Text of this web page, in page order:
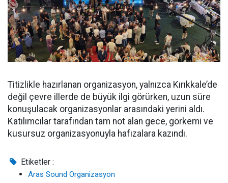
Titizlikle hazırlanan organizasyon, yalnızca Kırıkkale’de
değil çevre illerde de büyük ilgi görürken, uzun süre
konuşulacak organizasyonlar arasındaki yerini aldı.
Katılımcılar tarafından tam not alan gece, görkemi ve
kusursuz organizasyonuyla hafızalara kazındı.
Etiketler :
Aras Sound Organizasyon